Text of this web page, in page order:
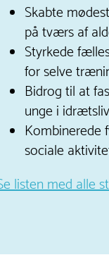
Skabte
på tværs af
Styrkede
for selve
Bidrog til at
unge i
Kombinerede
sociale
listen med alle